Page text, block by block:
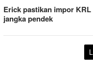
Erick pastikan impor
jangka pendek